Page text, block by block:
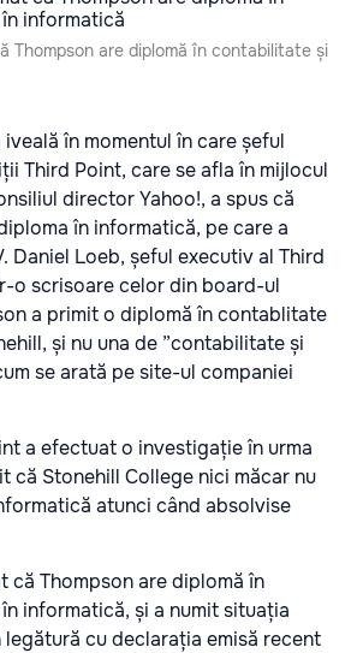
Thompson are diplomă în contabilitate și
în momentul în care șeful
Third Point, care se afla în mijlocul
director Yahoo!, a spus că
în informatică, pe care a
Daniel Loeb, șeful executiv al Third
o scrisoare celor din board-ul
a primit o diplomă în contablitate
și nu una de ”contabilitate și
se arată pe site-ul companiei
a efectuat o investigație în urma
că Stonehill College nici măcar nu
atunci când absolvise
că Thompson are diplomă în
informatică, și a numit situația
legătură cu declarația emisă recent